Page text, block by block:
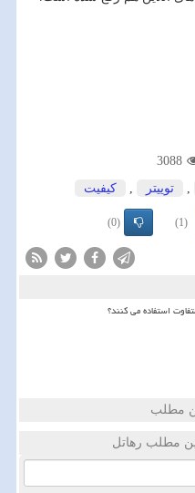
3088
, توییتر , كیفیت
(1)
(0)
استفاده می کنند؟
مطلب
مطلب رهاتل